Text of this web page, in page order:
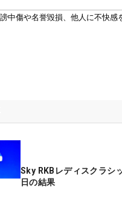
Sky RKBレディスクラ
日の結果